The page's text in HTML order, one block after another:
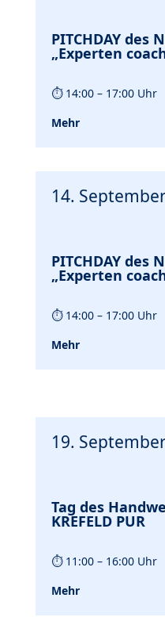
PITCHDAY des
„Experten
⏱14:00 – 17:00 Uhr
Mehr
14.
PITCHDAY des
„Experten
⏱14:00 – 17:00 Uhr
Mehr
19.
Tag des
KREFELD PUR
⏱11:00 – 16:00 Uhr
Mehr